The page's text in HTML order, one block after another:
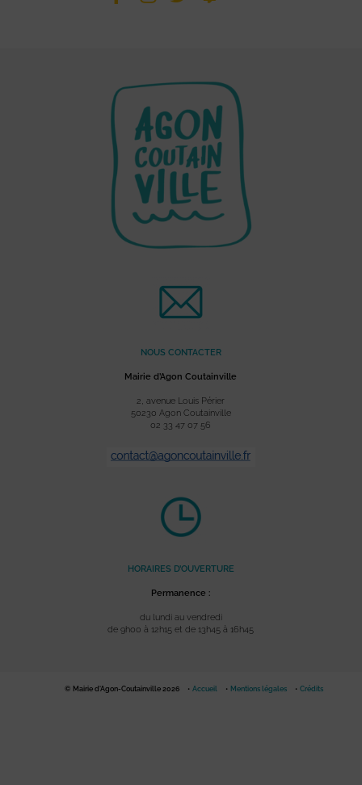
NOUS CONTACTER
Mairie d’Agon Coutainville
2, avenue Louis Périer
50230 Agon Coutainville
02 33 47 07 56
HORAIRES D’OUVERTURE
Permanence :
du lundi au vendredi
de 9h00 à 12h15 et de 13h45 à 16h45
© Mairie d'Agon-Coutainville 2026 Accueil Mentions légales Crédits